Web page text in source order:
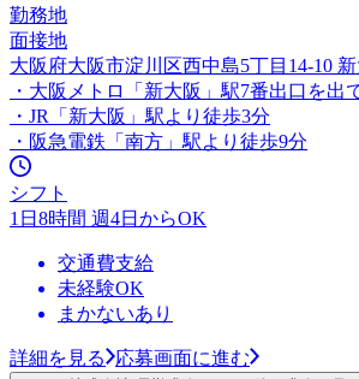
勤務地
面接地
大阪府大阪市淀川区西中島5丁目14-10
・大阪メトロ「新大阪」駅7番出口を出
・JR「新大阪」駅より徒歩3分
・阪急電鉄「南方」駅より徒歩9分
シフト
1日8時間 週4日からOK
交通費支給
未経験OK
まかないあり
詳細を見る 応募画面に進む